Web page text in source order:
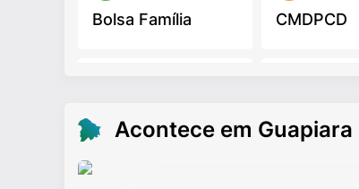
Bolsa Família CMDPCD
Código de Obras DEMUTRAN
Acontece em Guapiara